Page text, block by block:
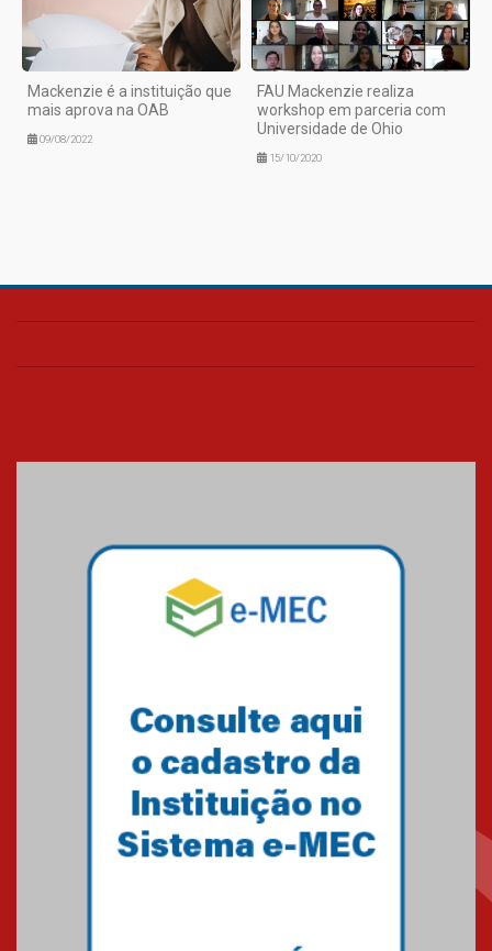
Mackenzie é a instituição que
mais aprova na OAB
09/08/2022
FAU Mackenzie realiza
workshop em parceria com
Universidade de Ohio
15/10/2020